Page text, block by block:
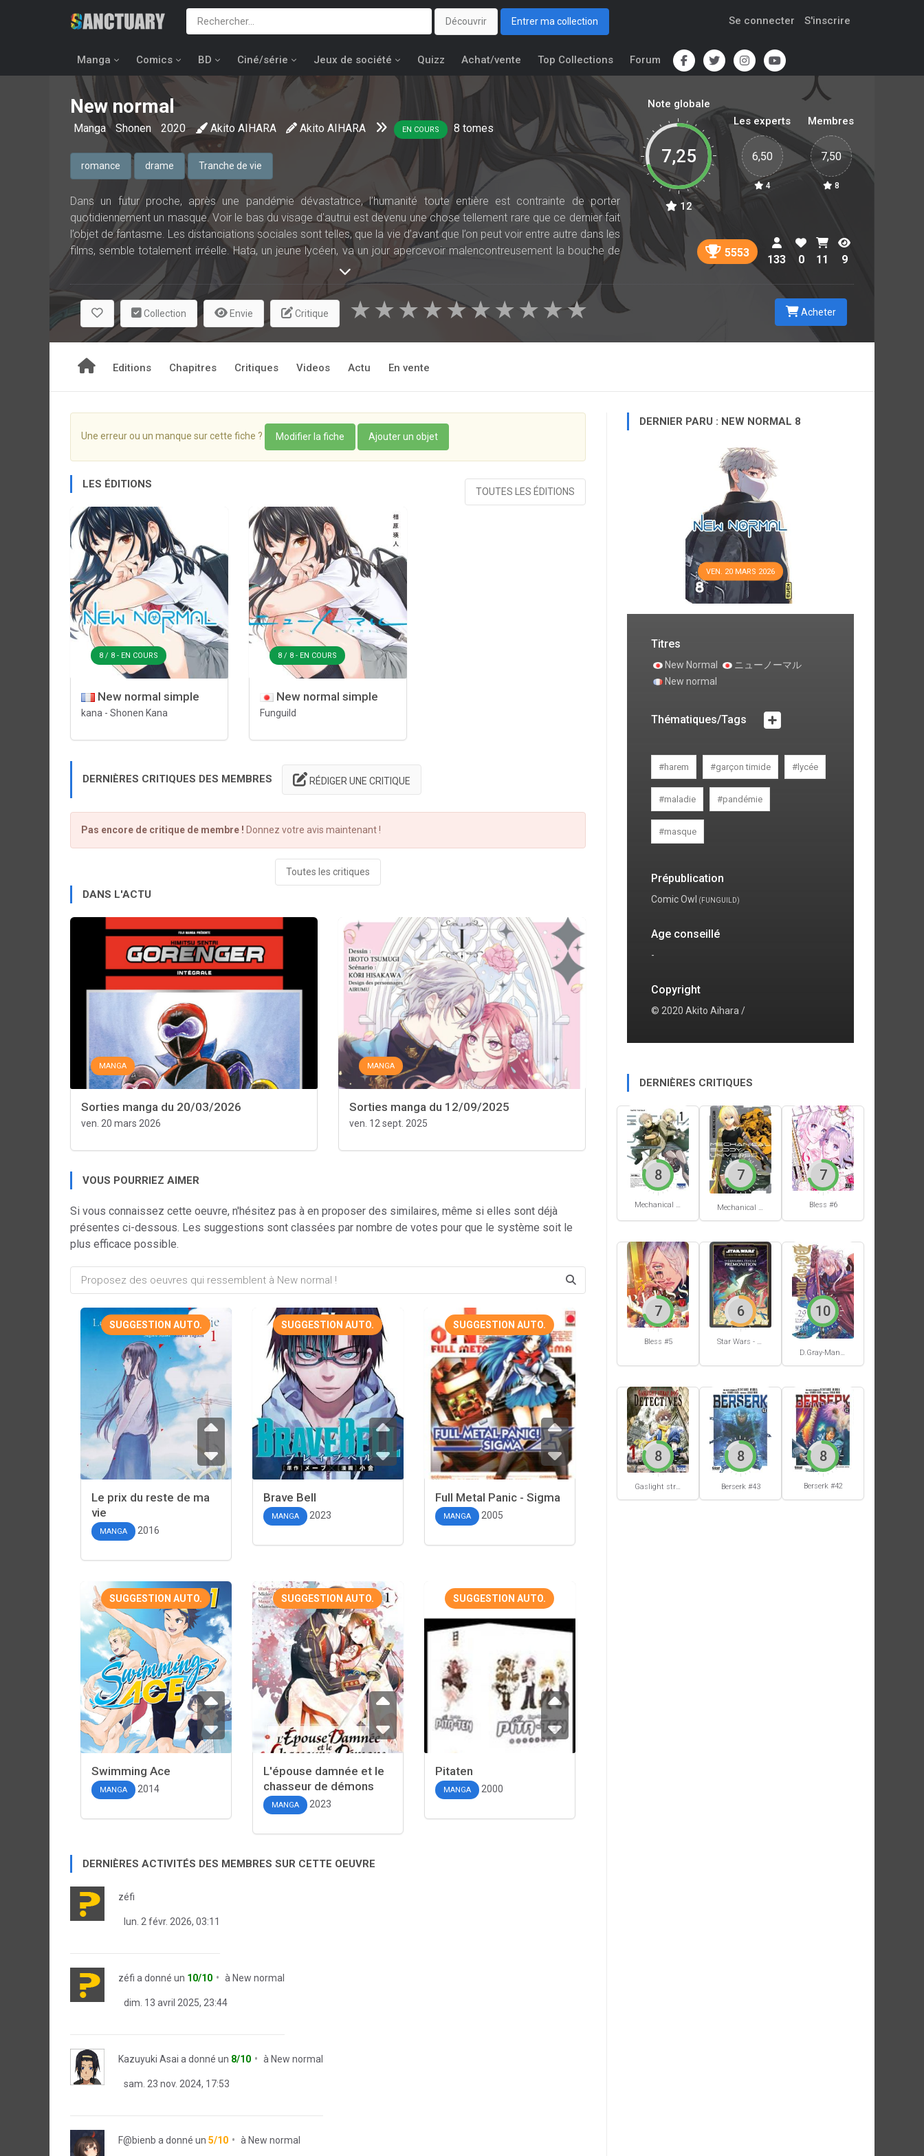
Découvrir Entrer ma collection Se connecter S'inscrire
Manga Comics BD Ciné/série Jeux de société Quizz Achat/vente Top Collections Forum
New normal
Manga Shonen 2020 Akito AIHARA Akito AIHARA EN COURS 8 tomes
romance drame Tranche de vie
Dans un futur proche, après une pandémie dévastatrice, l’humanité toute entière est contrainte de porter
quotidiennement un masque. Voir le bas du visage d’autrui est devenu une chose tellement rare que ce dernier fait
l’objet de fantasme. Les distanciations sociales sont telles, que la vie d’avant que l’on peut voir entre autre dans les
films, semble totalement irréelle. Hata, un jeune lycéen, va un jour apercevoir malencontreusement la bouche de
sa camarade Natsuki. Cette dernière, qui éprouve une certaine fascination pour le monde d’avant, va se
rapprocher de Hata pour assouvir sa curiosité…
Note globale
7,25
12
Les experts
6,50
4
Membres
7,50
8
5553
133 0 11 9
Collection Envie Critique ★
★
★
★
★
★
★
★
★
★ Acheter
Editions Chapitres Critiques Videos Actu En vente
Une erreur ou un manque sur cette fiche ? Modifier la fiche Ajouter un objet
LES ÉDITIONS
TOUTES LES ÉDITIONS
8 / 8 - EN COURS
New normal simple
kana - Shonen Kana
8 / 8 - EN COURS
New normal simple
Funguild
DERNIÈRES CRITIQUES DES MEMBRES RÉDIGER UNE CRITIQUE
Pas encore de critique de membre ! Donnez votre avis maintenant !
Toutes les critiques
DANS L'ACTU
MANGA
Sorties manga du 20/03/2026
ven. 20 mars 2026
MANGA
Sorties manga du 12/09/2025
ven. 12 sept. 2025
VOUS POURRIEZ AIMER
Si vous connaissez cette oeuvre, n'hésitez pas à en proposer des similaires, même si elles sont déjà
présentes ci-dessous. Les suggestions sont classées par nombre de votes pour que le système soit le
plus efficace possible.
SUGGESTION AUTO.
Le prix du reste de ma
vie
MANGA 2016
SUGGESTION AUTO.
Brave Bell
MANGA 2023
SUGGESTION AUTO.
Full Metal Panic - Sigma
MANGA 2005
SUGGESTION AUTO.
Swimming Ace
MANGA 2014
SUGGESTION AUTO.
L'épouse damnée et le
chasseur de démons
MANGA 2023
SUGGESTION AUTO.
Pitaten
MANGA 2000
DERNIÈRES ACTIVITÉS DES MEMBRES SUR CETTE OEUVRE
zéfi
lun. 2 févr. 2026, 03:11
zéfi a donné un 10/10 à New normal
dim. 13 avril 2025, 23:44
Kazuyuki Asai a donné un 8/10 à New normal
sam. 23 nov. 2024, 17:53
F@bienb a donné un 5/10 à New normal
DERNIER PARU : NEW NORMAL 8
VEN. 20 MARS 2026
Titres
New Normal
ニューノーマル
New normal
Thématiques/Tags
#harem #garçon timide #lycée
#maladie #pandémie
#masque
Prépublication
Comic Owl (FUNGUILD)
Age conseillé
-
Copyright
© 2020 Akito Aihara /
DERNIÈRES CRITIQUES
Mechanical Buddy Universe #1
8
Mechanical Buddy Universe #0
7
Bless #6
7
Bless #5
7
Star Wars - La Haute République - Un équilibre fragile
6
D.Gray-Man #29
10
Gaslight stray dog detectives #1
8
Berserk #43
8
Berserk #42
8